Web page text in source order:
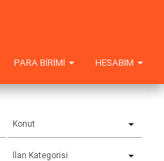
HESABIM
PARA BIRIMI
Konut
İlan Kategorisi